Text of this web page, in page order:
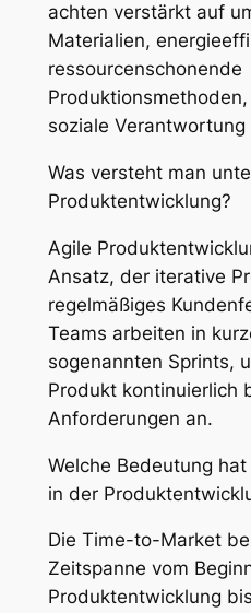
achten verstärkt auf
Materialien,
ressourcenschonende
soziale
Was versteht man
Produktentwicklung?
Agile
Ansatz, der iterative
regelmäßiges
Teams arbeiten in
sogenannten Sprints,
Produkt kontinuierlich
Anforderungen an.
Welche Bedeutung
in der
Die Time-to-Market
Zeitspanne vom
Produktentwicklung